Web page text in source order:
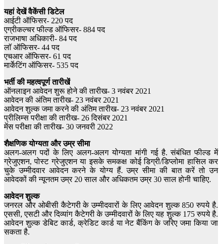
यहां देखें वैकेंसी डिटेल
आईटी ऑफिसर- 220 पद
एग्रीकल्चर फील्ड ऑफिसर- 884 पद
राजभाषा अधिकारी- 84 पद
लॉ ऑफिसर- 44 पद
एचआर ऑफिसर- 61 पद
मार्केटिंग ऑफिसर- 535 पद
भर्ती की महत्वपूर्ण तारीखें
ऑनलाइन आवेदन शुरू होने की तारीख- 3 नवंबर 2021
आवेदन की अंतिम तारीख- 23 नवंबर 2021
आवेदन शुल्क जमा करने की अंतिम तारीख- 23 नवंबर 2021
प्रीलिम्स परीक्षा की तारीख- 26 दिसंबर 2021
मेंस परीक्षा की तारीख- 30 जनवरी 2022
शैक्षणिक योग्यता और उम्र सीमा
अलग-अलग पदों के लिए अलग-अलग योग्यता मांगी गई है. संबंधित फील्ड में
ग्रेजुएशन, पोस्ट ग्रेजुएशन या इसके समकक्ष कोई डिग्री/डिप्लोमा हासिल कर
चुके उम्मीदवार आवेदन करने के योग्य हैं. उम्र सीमा की बात करें तो उन
आवेदकों की न्यूनतम उम्र 20 साल और अधिकतम उम्र 30 साल होनी चाहिए.
आवेदन शुल्क
जनरल और ओबीसी कैटेगरी के उम्मीदवारों के लिए आवेदन शुल्क 850 रुपये है.
एससी, एसटी और दिव्यांग कैटेगरी के उम्मीदवारों के लिए यह शुल्क 175 रुपये है.
आवेदन शुल्क डेबिट कार्ड, क्रेडिट कार्ड या नेट बैंकिंग के जरिए जमा किया जा
सकता है.